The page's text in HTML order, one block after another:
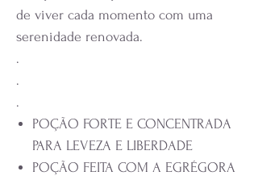
de viver cada momento com uma
serenidade renovada.
.
.
.
POÇÃO FORTE E CONCENTRADA
PARA LEVEZA E LIBERDADE
POÇÃO FEITA COM A EGRÉGORA